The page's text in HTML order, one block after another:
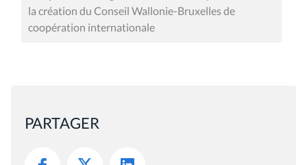
la création du Conseil Wallonie-Bruxelles de
coopération internationale
PARTAGER